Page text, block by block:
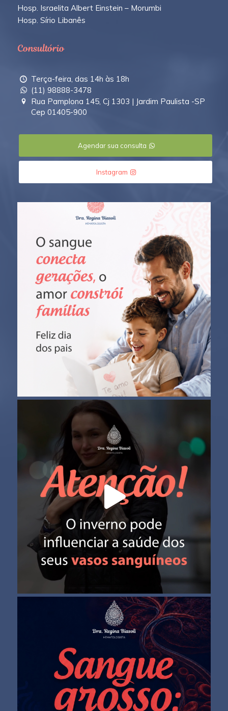
Hosp. Israelita Albert Einstein – Morumbi
Hosp. Sírio Libanês
Consultório
Terça-feira, das 14h às 18h
(11) 98888-3478
Rua Pamplona 145, Cj 1303 | Jardim Paulista -SP
Cep 01405-900
Agendar sua consulta
Instagram